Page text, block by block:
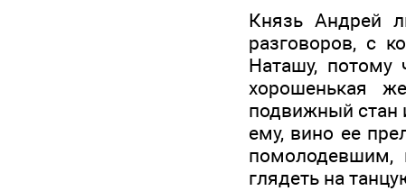
Князь Андрей
разговоров, с
Наташу, потому
хорошенькая
подвижный стан
ему, вино ее
помолодевшим,
глядеть на